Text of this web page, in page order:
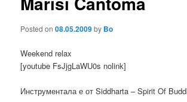
Posted on08.05.2009by Bo
Weekend relax
[youtube FsJjgLaWU0s nolink]
Инструментала е от Siddharta – Spirit Of